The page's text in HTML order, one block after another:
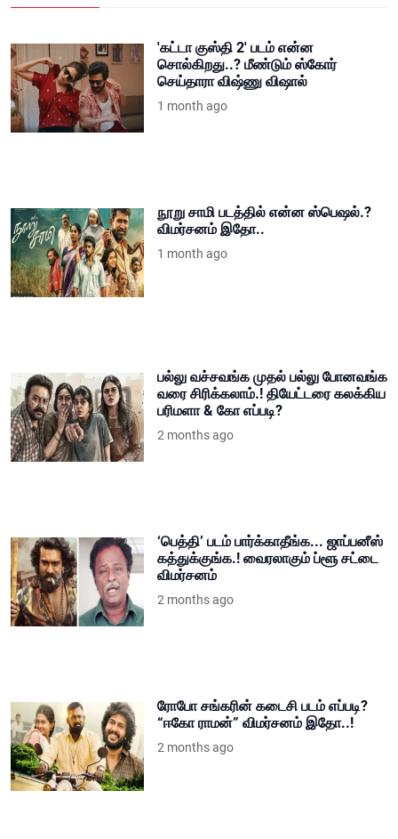
சொல்கிறது..? மீண்டும் ஸ்கோர்
செய்தாரா விஷ்ணு விஷால்
1 month ago
விமர்சனம் இதோ..
1 month ago
வரை சிரிக்கலாம்.! தியேட்டரை கலக்கிய
பரிமளா & கோ எப்படி?
கத்துக்குங்க.! வைரலாகும் ப்ளூ சட்டை
விமர்சனம்
“ஈகோ ராமன்” விமர்சனம் இதோ..!